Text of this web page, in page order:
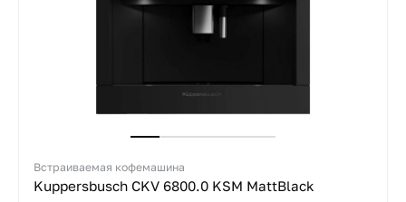
Встраиваемая кофемашина
Kuppersbusch CKV 6800.0 KSM MattBlack